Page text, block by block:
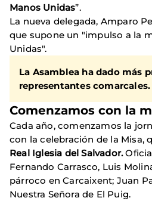
Manos Unidas”.
La nueva delegada, Amparo
que supone un "impulso a la
Unidas".
La Asamblea ha dado más
representantes comarcales.
Comenzamos con la
Cada año, comenzamos la
con la celebración de la Misa,
Real Iglesia del Salvador.
Fernando Carrasco, Luis
párroco en Carcaixent; Juan
Nuestra Señora de El Puig.